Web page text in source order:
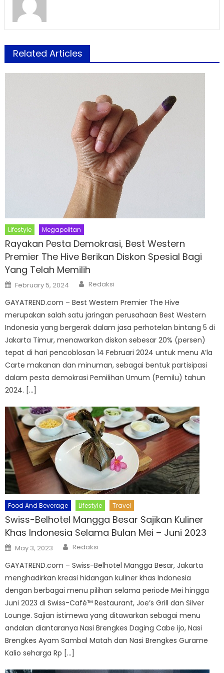
Related Articles
Lifestyle Megapolitan
Rayakan Pesta Demokrasi, Best Western
Premier The Hive Berikan Diskon Spesial Bagi
Yang Telah Memilih
Posted
on
February 5, 2024 Author
Redaksi
GAYATREND.com – Best Western Premier The Hive
merupakan salah satu jaringan perusahaan Best Western
Indonesia yang bergerak dalam jasa perhotelan bintang 5 di
Jakarta Timur, menawarkan diskon sebesar 20% (persen)
tepat di hari pencoblosan 14 Februari 2024 untuk menu A’la
Carte makanan dan minuman, sebagai bentuk partisipasi
dalam pesta demokrasi Pemilihan Umum (Pemilu) tahun
2024. […]
Food And Beverage Lifestyle Travel
Swiss-Belhotel Mangga Besar Sajikan Kuliner
Khas Indonesia Selama Bulan Mei – Juni 2023
Posted
on
May 3, 2023 Author
Redaksi
GAYATREND.com – Swiss-Belhotel Mangga Besar, Jakarta
menghadirkan kreasi hidangan kuliner khas Indonesia
dengan berbagai menu pilihan selama periode Mei hingga
Juni 2023 di Swiss-Café™ Restaurant, Joe’s Grill dan Silver
Lounge. Sajian istimewa yang ditawarkan sebagai menu
andalan diantaranya Nasi Brengkes Daging Cabe ijo, Nasi
Brengkes Ayam Sambal Matah dan Nasi Brengkes Gurame
Kalio seharga Rp […]